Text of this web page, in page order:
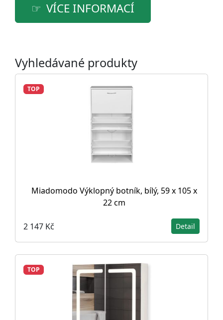
VÍCE INFORMACÍ
Vyhledávané produkty
TOP
Miadomodo Výklopný botník, bílý, 59 x 105 x
22 cm
2 147 Kč Detail
TOP